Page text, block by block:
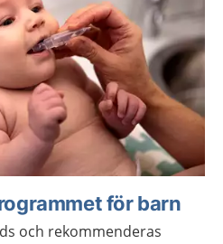
för barn
och rekommenderas